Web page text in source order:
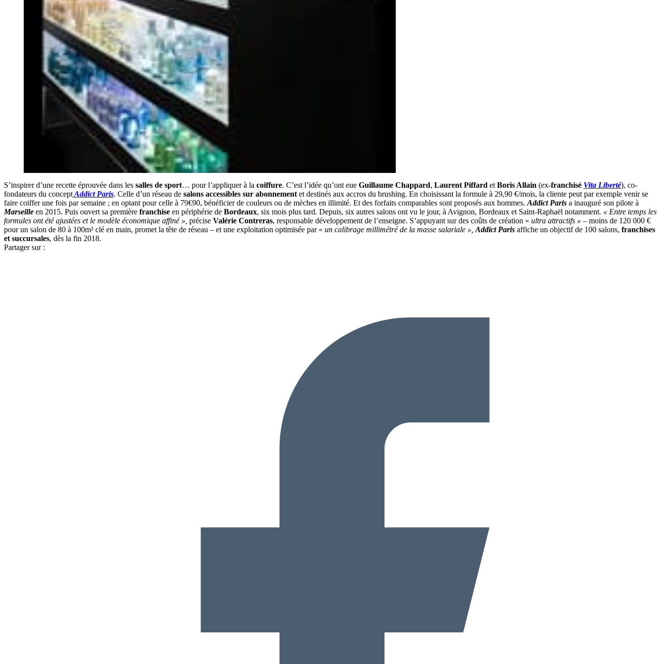
S’inspirer d’une recette éprouvée dans les salles de sport… pour l’appliquer à la coiffure. C’est l’idée qu’ont eue Guillaume Chappard, Laurent Piffard et Boris Allain (ex-franchisé Vita Liberté), co-
fondateurs du conceptAddict Paris. Celle d’un réseau de salons accessibles sur abonnement et destinés aux accros du brushing. En choisissant la formule à 29,90 €/mois, la cliente peut par exemple venir se
faire coiffer une fois par semaine ; en optant pour celle à 79€90, bénéficier de couleurs ou de mèches en illimité. Et des forfaits comparables sont proposés aux hommes. Addict Paris a inauguré son pilote à
Marseille en 2015. Puis ouvert sa première franchise en périphérie de Bordeaux, six mois plus tard. Depuis, six autres salons ont vu le jour, à Avignon, Bordeaux et Saint-Raphaël notamment. « Entre temps les
formules ont été ajustées et le modèle économique affiné », précise Valérie Contreras, responsable développement de l’enseigne. S’appuyant sur des coûts de création « ultra attractifs » – moins de 120 000 €
pour un salon de 80 à 100m² clé en main, promet la tête de réseau – et une exploitation optimisée par « un calibrage millimétré de la masse salariale », Addict Paris affiche un objectif de 100 salons, franchises
et succursales, dès la fin 2018.
Partager sur :